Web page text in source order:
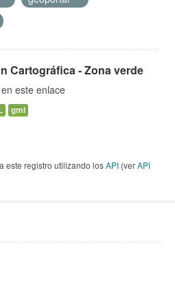
Cartográfica - Zona verde
este enlace
gml
este registro utilizando losAPI (verAPI